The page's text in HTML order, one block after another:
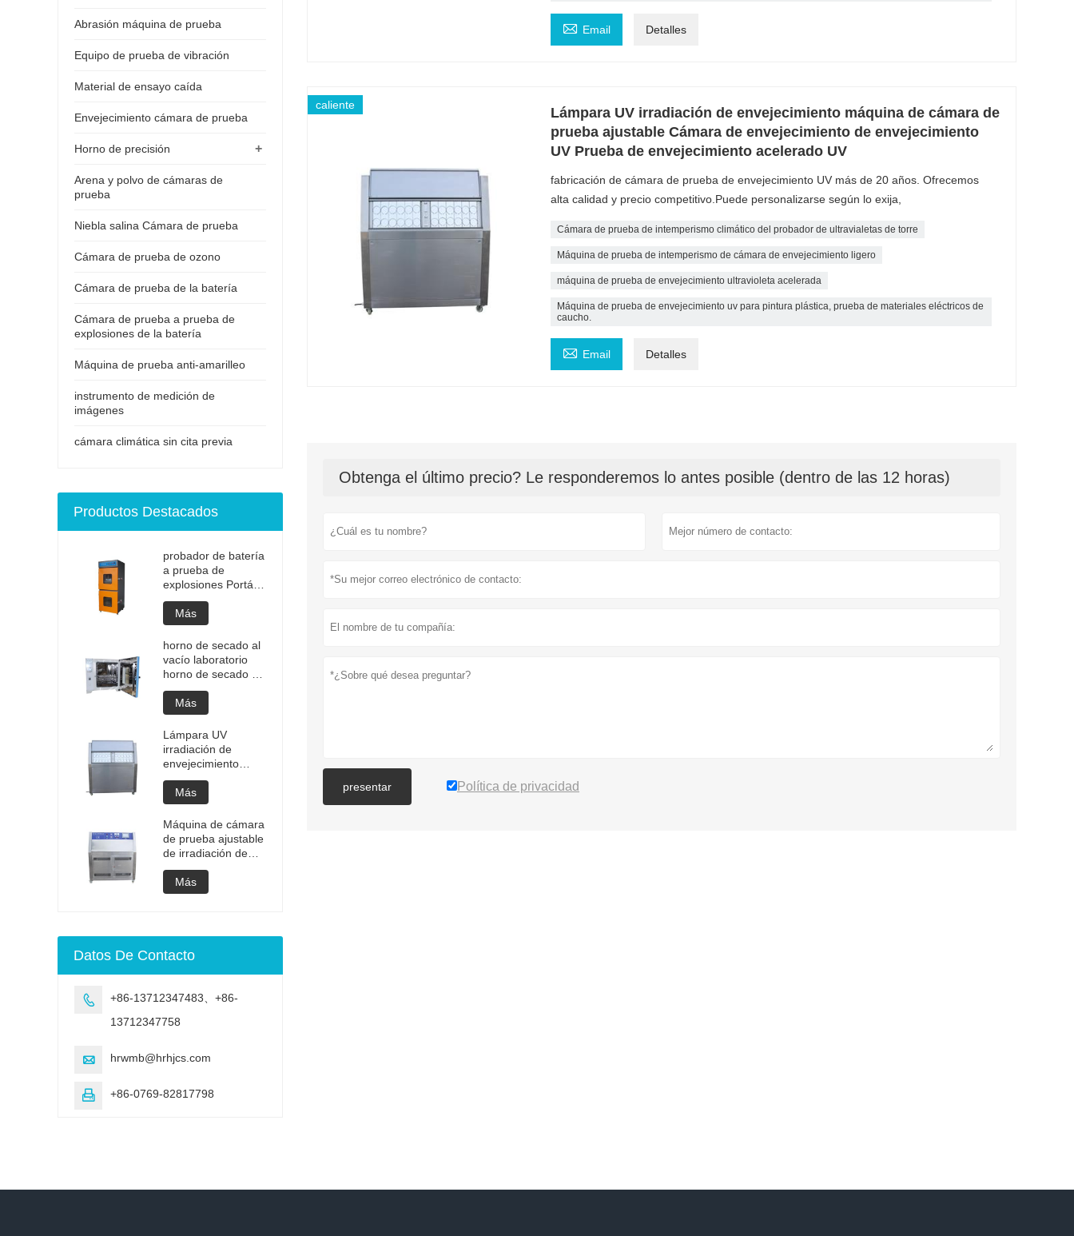
 Email Detalles
caliente
Lámpara UV irradiación de envejecimiento máquina de cámara de
prueba ajustable Cámara de envejecimiento de envejecimiento
UV Prueba de envejecimiento acelerado UV
fabricación de cámara de prueba de envejecimiento UV más de 20 años. Ofrecemos
alta calidad y precio competitivo.Puede personalizarse según lo exija,
Cámara de prueba de intemperismo climático del probador de ultravialetas de torre
Máquina de prueba de intemperismo de cámara de envejecimiento ligero
máquina de prueba de envejecimiento ultravioleta acelerada
Máquina de prueba de envejecimiento uv para pintura plástica, prueba de materiales eléctricos de
caucho.
 Email Detalles
Obtenga el último precio? Le responderemos lo antes posible (dentro de las 12 horas)
presentar Política de privacidad
Abrasión máquina de prueba
Equipo de prueba de vibración
Material de ensayo caída
Envejecimiento cámara de prueba
+
Horno de precisión
Arena y polvo de cámaras de
prueba
Niebla salina Cámara de prueba
Cámara de prueba de ozono
Cámara de prueba de la batería
Cámara de prueba a prueba de
explosiones de la batería
Máquina de prueba anti-amarilleo
instrumento de medición de
imágenes
cámara climática sin cita previa
Productos Destacados
probador de batería
a prueba de
explosiones Portátil
de alta calidad
Batería portátil
Prueba de
explosión de litio
Probador de
explosión Precio de
probadores de
batería
Más
horno de secado al
vacío laboratorio
horno de secado al
vacío programable
de alta temperatura
cámara de
desgasificación al
vacío precio del
horno
personalizado
equipo de secado al
vacío
Más
Lámpara UV
irradiación de
envejecimiento
máquina de cámara
de prueba ajustable
Cámara de
envejecimiento de
envejecimiento UV
Prueba de
acelerado UV
Más
Máquina de cámara
de prueba ajustable
de irradiación de
envejecimiento de
lámpara UV
Cámara de
Máquina de prueba
de envejecimiento
Más
Datos De Contacto

+86-13712347483、+86-
13712347758
 hrwmb@hrhjcs.com
 +86-0769-82817798